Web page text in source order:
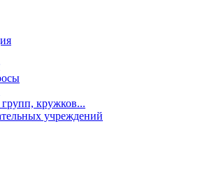
кружков...
учреждений